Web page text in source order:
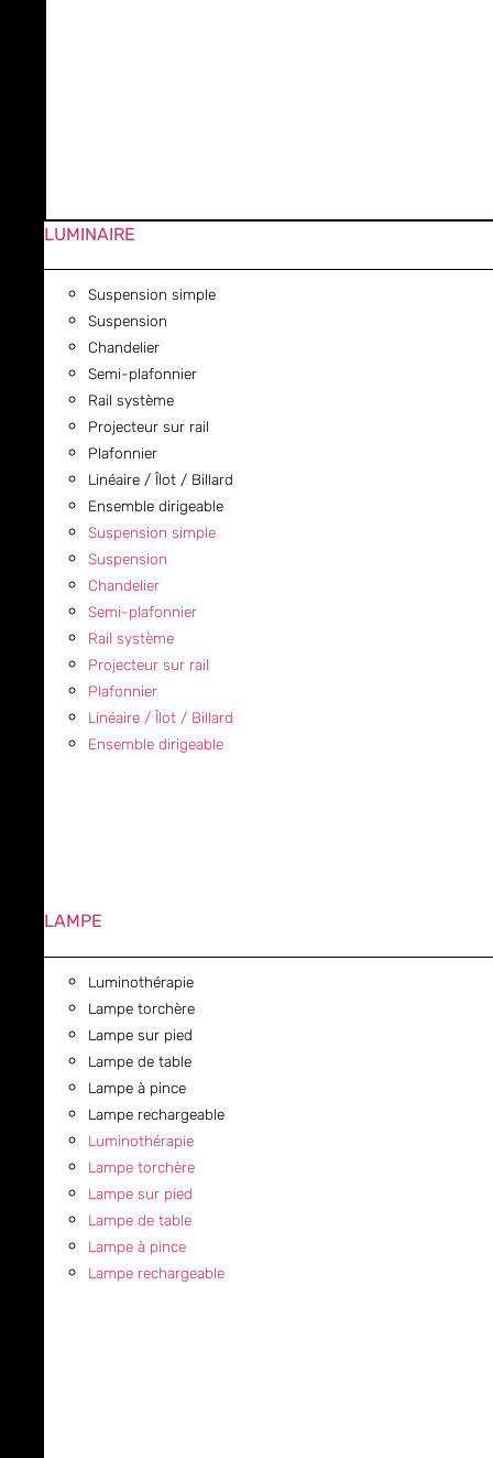
LUMINAIRE
Suspension simple
Suspension
Chandelier
Semi-plafonnier
Rail système
Projecteur sur rail
Plafonnier
Linéaire / Îlot / Billard
Ensemble dirigeable
Suspension simple
Suspension
Chandelier
Semi-plafonnier
Rail système
Projecteur sur rail
Plafonnier
Linéaire / Îlot / Billard
Ensemble dirigeable
LAMPE
Luminothérapie
Lampe torchère
Lampe sur pied
Lampe de table
Lampe à pince
Lampe rechargeable
Luminothérapie
Lampe torchère
Lampe sur pied
Lampe de table
Lampe à pince
Lampe rechargeable